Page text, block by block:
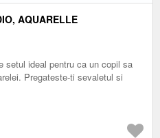
AQUARELLE
setul ideal pentru ca un copil sa
Pregateste-ti sevaletul si